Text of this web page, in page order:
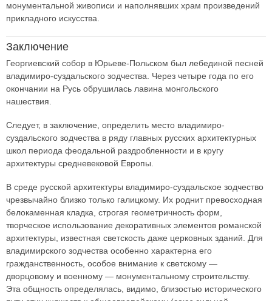
монументальной живописи и наполнявших храм произведений
прикладного искусства.
Заключение
Георгиевский собор в Юрьеве-Польском был лебединой песней
владимиро-суздальского зодчества. Через четыре года по его
окончании на Русь обрушилась лавина монгольского
нашествия.
Следует, в заключение, определить место владимиро-
суздальского зодчества в ряду главных русских архитектурных
школ периода феодальной раздробленности и в кругу
архитектуры средневековой Европы.
В среде русской архитектуры владимиро-суздальское зодчество
чрезвычайно близко только галицкому. Их роднит превосходная
белокаменная кладка, строгая геометричность форм,
творческое использование декоративных элементов романской
архитектуры, известная светскость даже церковных зданий. Для
владимирского зодчества особенно характерна его
гражданственность, особое внимание к светскому —
дворцовому и военному — монументальному строительству.
Эта общность определялась, видимо, близостью исторического